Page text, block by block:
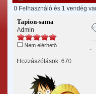
0 Felhasználó és 1 vendég
Tapion-sama
Admin
Nem elérhető
Hozzászólások: 670